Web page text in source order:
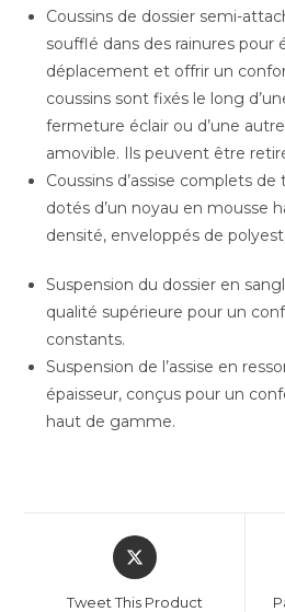
Coussins de dossier semi-
soufflé dans des rainures pour
déplacement et offrir un
coussins sont fixés le long
fermeture éclair ou d’une
amovible. Ils peuvent être
Coussins d’assise complets
dotés d’un noyau en mousse
densité, enveloppés de
Suspension du dossier en
qualité supérieure pour un
constants.
Suspension de l’assise en
épaisseur, conçus pour un
haut de gamme.
Tweet This Product